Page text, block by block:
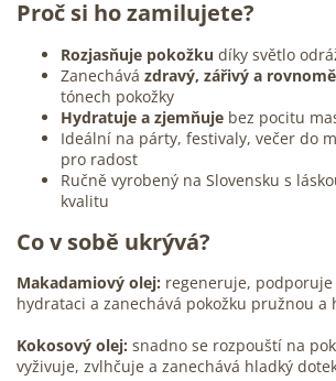
Proč si ho zamilujete?
Rozjasňuje pokožku díky světlo
Zanechává zdravý, zářivý a
tónech pokožky
Hydratuje a zjemňuje bez pocitu
Ideální na párty, festivaly, večer do
pro radost
Ručně vyrobený na Slovensku s
kvalitu
Co v sobě ukrývá?
Makadamiový olej: regeneruje,
hydrataci a zanechává pokožku pružnou a
Kokosový olej: snadno se rozpouští na
vyživuje, zvlhčuje a zanechává hladký